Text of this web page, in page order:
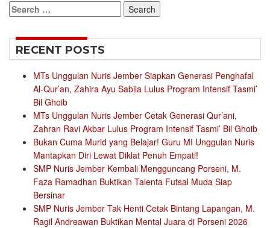
Search
for:
RECENT POSTS
MTs Unggulan Nuris Jember Siapkan Generasi Penghafal
Al-Qur’an, Zahira Ayu Sabila Lulus Program Intensif Tasmi’
Bil Ghoib
MTs Unggulan Nuris Jember Cetak Generasi Qur’ani,
Zahran Ravi Akbar Lulus Program Intensif Tasmi’ Bil Ghoib
Bukan Cuma Murid yang Belajar! Guru MI Unggulan Nuris
Mantapkan Diri Lewat Diklat Penuh Empati!
SMP Nuris Jember Kembali Mengguncang Porseni, M.
Faza Ramadhan Buktikan Talenta Futsal Muda Siap
Bersinar
SMP Nuris Jember Tak Henti Cetak Bintang Lapangan, M.
Ragil Andreawan Buktikan Mental Juara di Porseni 2026